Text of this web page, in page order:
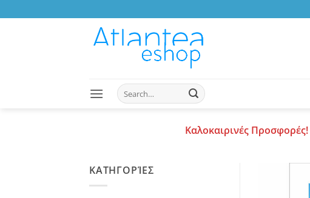
to
Search
for:
Καλοκαιρινές Προσφορές!
ΚΑΤΗΓΟΡΊΕΣ